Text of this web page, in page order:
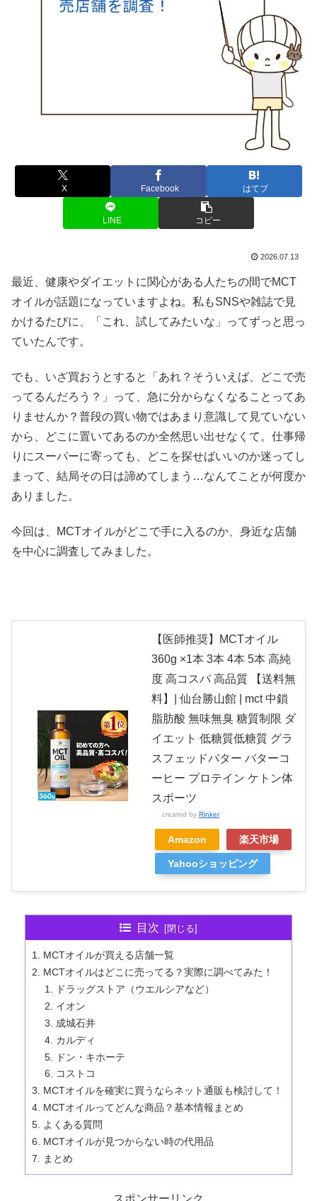
X Facebook はてブ
LINE コピー
2026.07.13
最近、健康やダイエットに関心がある人たちの間でMCT
オイルが話題になっていますよね。私もSNSや雑誌で見
かけるたびに、「これ、試してみたいな」ってずっと思っ
ていたんです。
でも、いざ買おうとすると「あれ？そういえば、どこで売
ってるんだろう？」って、急に分からなくなることってあ
りませんか？普段の買い物ではあまり意識して見ていない
から、どこに置いてあるのか全然思い出せなくて。仕事帰
りにスーパーに寄っても、どこを探せばいいのか迷ってし
まって、結局その日は諦めてしまう…なんてことが何度か
ありました。
今回は、MCTオイルがどこで手に入るのか、身近な店舗
を中心に調査してみました。
【医師推奨】MCTオイル
360g ×1本 3本 4本 5本 高純
度 高コスパ 高品質 【送料無
料】| 仙台勝山館 | mct 中鎖
脂肪酸 無味無臭 糖質制限 ダ
イエット 低糖質低糖質 グラ
スフェッドバター バターコ
ーヒー プロテイン ケトン体
スポーツ
created by Rinker
Amazon 楽天市場
Yahooショッピング
目次
MCTオイルが買える店舗一覧
MCTオイルはどこに売ってる？実際に調べてみた！
ドラッグストア（ウエルシアなど）
イオン
成城石井
カルディ
ドン・キホーテ
コストコ
MCTオイルを確実に買うならネット通販も検討して！
MCTオイルってどんな商品？基本情報まとめ
よくある質問
MCTオイルが見つからない時の代用品
まとめ
スポンサーリンク